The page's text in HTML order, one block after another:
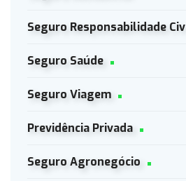
Seguro Responsabilidade
Seguro Saúde
Seguro Viagem
Previdência Privada
Seguro Agronegócio